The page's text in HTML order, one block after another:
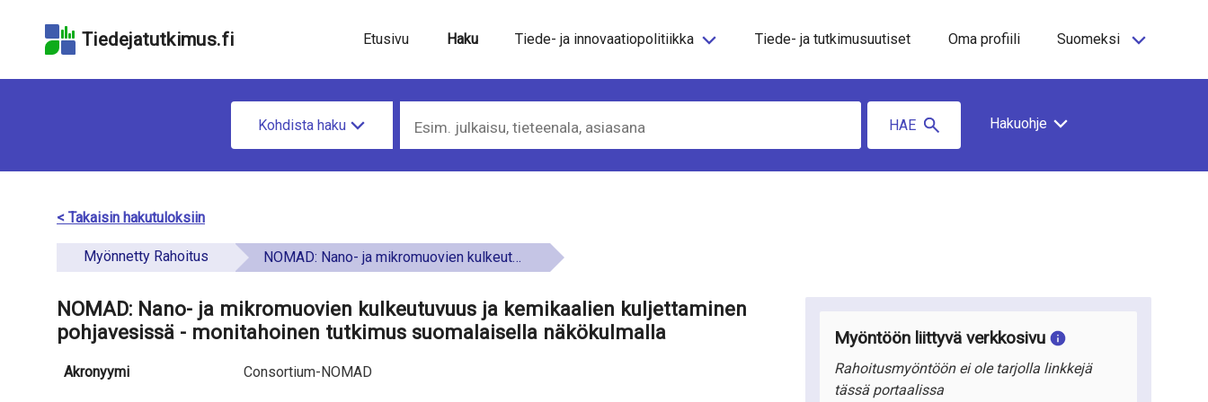
hakukenttään
sivun
saavutettavuusselosteeseen
Tiedejatutkimus.fi Etusivu Haku Tiede- ja innovaatiopolitiikka Tiede- ja tutkimusuutiset Oma profiili Suomeksi
e
Kohdista haku HAE Hakuohje
< Takaisin hakutuloksiin
Myönnetty Rahoitus NOMAD: Nano- ja mikromuovien kulkeutuvuus ja kemikaalien kuljettaminen pohjavesissä - monitahoinen tutkimus suomalaisella näkökulmalla
NOMAD: Nano- ja mikromuovien kulkeutuvuus ja kemikaalien kuljettaminen
pohjavesissä - monitahoinen tutkimus suomalaisella näkökulmalla
Akronyymi Consortium-NOMAD
Myöntöön liittyvä verkkosivu
Rahoitusmyöntöön ei ole tarjolla linkkejä
tässä portaalissa